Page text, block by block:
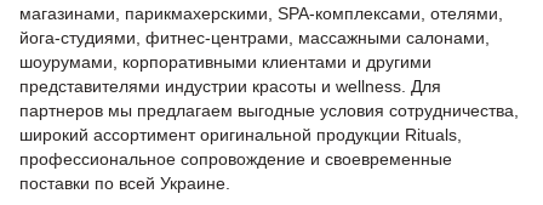
магазинами, парикмахерскими, SPA-комплексами, отелями,
йога-студиями, фитнес-центрами, массажными салонами,
шоурумами, корпоративными клиентами и другими
представителями индустрии красоты и wellness. Для
партнеров мы предлагаем выгодные условия сотрудничества,
широкий ассортимент оригинальной продукции Rituals,
профессиональное сопровождение и своевременные
поставки по всей Украине.